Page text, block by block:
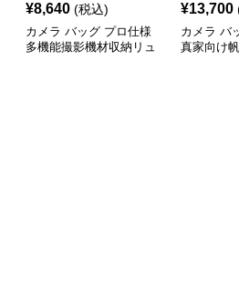
¥8,640 (税込)
カメラ バッグ プロ仕様
多機能撮影機材収納リュ
¥13,700
カメラ バ
真家向け